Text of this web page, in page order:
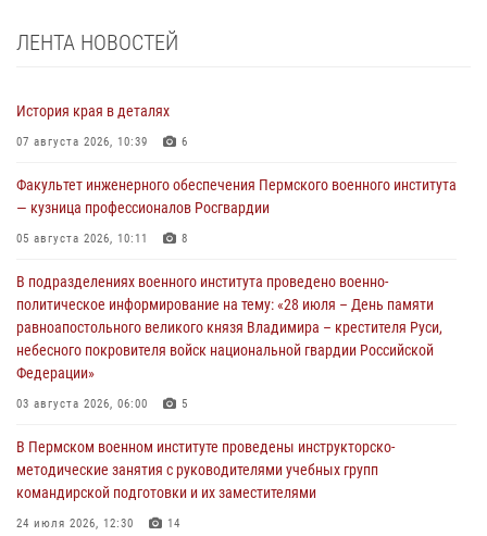
ЛЕНТА НОВОСТЕЙ
История края в деталях
07 августа 2026, 10:39 6
Факультет инженерного обеспечения Пермского военного института
— кузница профессионалов Росгвардии
05 августа 2026, 10:11 8
В подразделениях военного института проведено военно-
политическое информирование на тему: «28 июля – День памяти
равноапостольного великого князя Владимира – крестителя Руси,
небесного покровителя войск национальной гвардии Российской
Федерации»
03 августа 2026, 06:00 5
В Пермском военном институте проведены инструкторско-
методические занятия с руководителями учебных групп
командирской подготовки и их заместителями
24 июля 2026, 12:30 14